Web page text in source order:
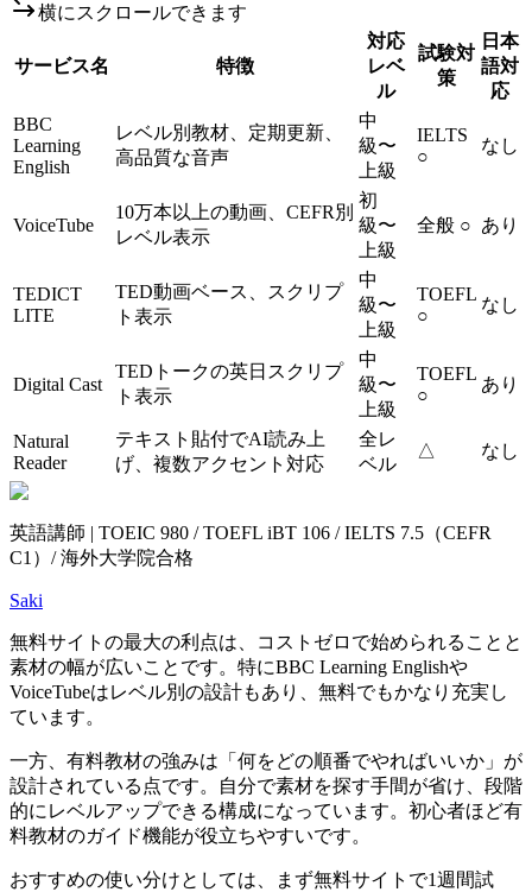
横にスクロールできます
サービス名 特徴
対応
レベ
ル
試験対
策
日本
語対
応
BBC
Learning
English
レベル別教材、定期更新、
高品質な音声
中
級〜
上級
IELTS
○
なし
VoiceTube
10万本以上の動画、CEFR別
レベル表示
初
級〜
上級
全般 ○ あり
TEDICT
LITE
TED動画ベース、スクリプ
ト表示
中
級〜
上級
TOEFL
○
なし
Digital Cast
TEDトークの英日スクリプ
ト表示
中
級〜
上級
TOEFL
○
あり
Natural
Reader
テキスト貼付でAI読み上
げ、複数アクセント対応
全レ
ベル
△ なし
英語講師 | TOEIC 980 / TOEFL iBT 106 / IELTS 7.5（CEFR
C1）/ 海外大学院合格
Saki
無料サイトの最大の利点は、コストゼロで始められることと
素材の幅が広いことです。特にBBC Learning Englishや
VoiceTubeはレベル別の設計もあり、無料でもかなり充実し
ています。
一方、有料教材の強みは「何をどの順番でやればいいか」が
設計されている点です。自分で素材を探す手間が省け、段階
的にレベルアップできる構成になっています。初心者ほど有
料教材のガイド機能が役立ちやすいです。
おすすめの使い分けとしては、まず無料サイトで1週間試